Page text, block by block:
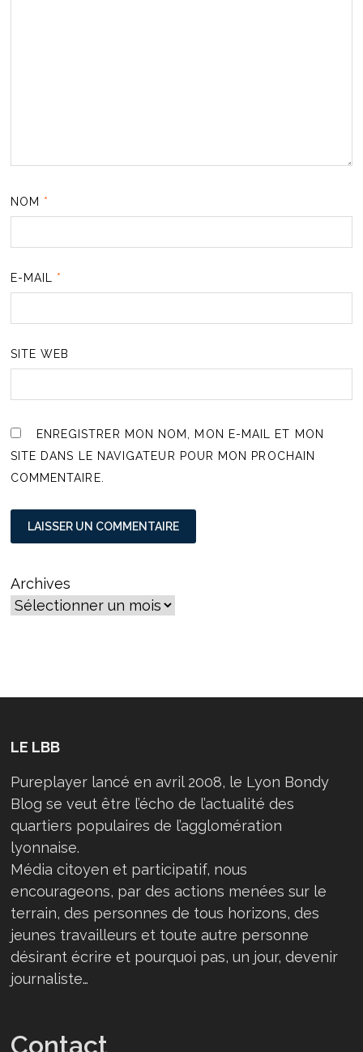
NOM *
E-MAIL *
SITE WEB
ENREGISTRER MON NOM, MON E-MAIL ET MON
SITE DANS LE NAVIGATEUR POUR MON PROCHAIN
COMMENTAIRE.
Archives
LE LBB
Pureplayer lancé en avril 2008, le Lyon Bondy
Blog se veut être l’écho de l’actualité des
quartiers populaires de l’agglomération
lyonnaise.
Média citoyen et participatif, nous
encourageons, par des actions menées sur le
terrain, des personnes de tous horizons, des
jeunes travailleurs et toute autre personne
désirant écrire et pourquoi pas, un jour, devenir
journaliste…
Contact